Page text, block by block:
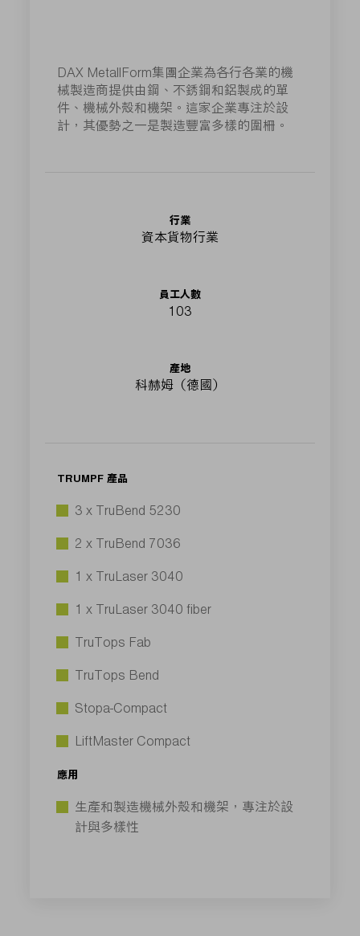
DAX MetallForm集團企業為各行各業的機
械製造商提供由鋼、不銹鋼和鋁製成的單
件、機械外殼和機架。這家企業專注於設
計，其優勢之一是製造豐富多樣的圍柵。
行業
資本貨物行業
員工人數
103
產地
科赫姆（德國）
TRUMPF 產品
3 x TruBend 5230
2 x TruBend 7036
1 x TruLaser 3040
1 x TruLaser 3040 fiber
TruTops Fab
TruTops Bend
Stopa-Compact
LiftMaster Compact
應用
生產和製造機械外殼和機架，專注於設
計與多樣性